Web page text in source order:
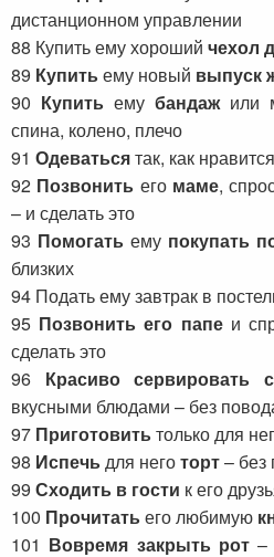
дистанционном управлении
88 Купить ему хороший чехол
89 Купитьему новый выпуск
90 Купить ему бандажили
спина, колено, плечо
91 Одеватьсятак, как
92 Позвонить его маме,
– и сделать это
93 Помогатьему покупать
близких
94 Подать ему завтрак в
95 Позвонить его папеи
сделать это
96 Красиво сервировать
вкусными блюдами – без
97 Приготовитьтолько для
98 Испечьдля неготорт– без
99 Сходить в гости к его
100 Прочитатьего любимую
101 Вовремя закрыть рот–